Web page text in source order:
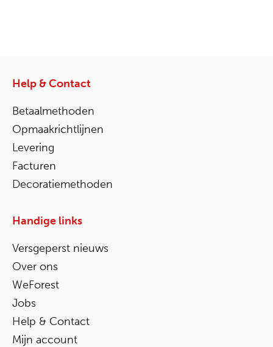
Help & Contact
Betaalmethoden
Opmaakrichtlijnen
Levering
Facturen
Decoratiemethoden
Handige links
Versgeperst nieuws
Over ons
WeForest
Jobs
Help & Contact
Mijn account